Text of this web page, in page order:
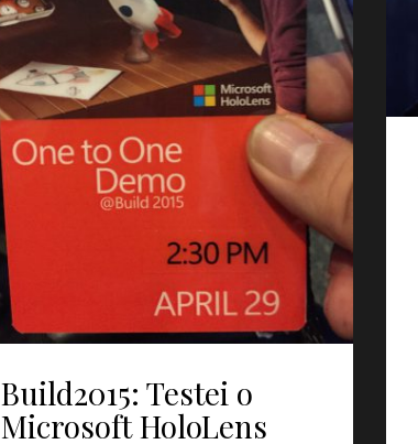
Build2015: Testei o
Microsoft HoloLens